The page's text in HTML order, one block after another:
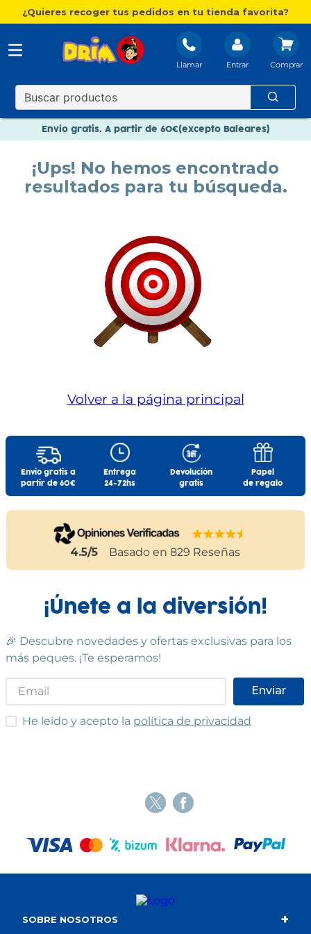
¿Quieres recoger tus pedidos en tu tienda favorita?
Llamar Entrar
Envío gratis. A partir de 60€(excepto Baleares)
Nuevo catálogo Aire Libre
Paga en 3 plazos sin intereses
¡Ups! No hemos encontrado
resultados para tu búsqueda.
Volver a la página principal
Envío gratis a
partir de 60€
Entrega
24-72hs
Devolución
gratis
Papel
de regalo
4.5/5 Basado en 829 Reseñas
¡Únete a la diversión!
🎉 Descubre novedades y ofertas exclusivas para los
más peques. ¡Te esperamos!
Enviar
He leído y acepto las condiciones
He leído y acepto la política de privacidad
SOBRE NOSOTROS +